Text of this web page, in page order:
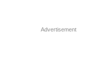
Advertisement